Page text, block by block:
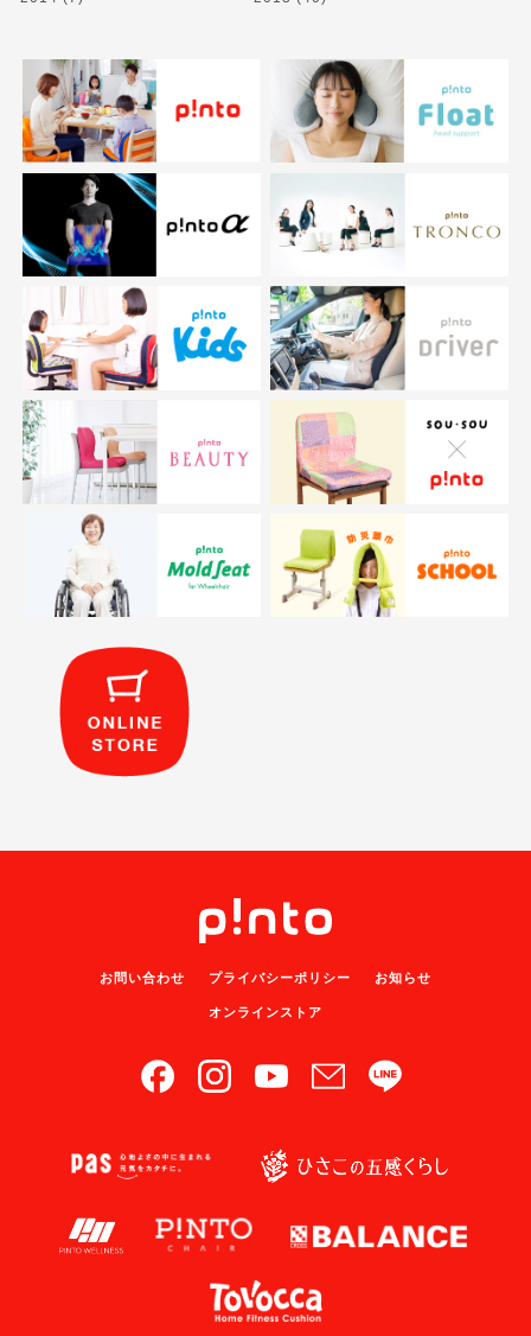
お問い合わせ プライバシーポリシー お知らせ
オンラインストア